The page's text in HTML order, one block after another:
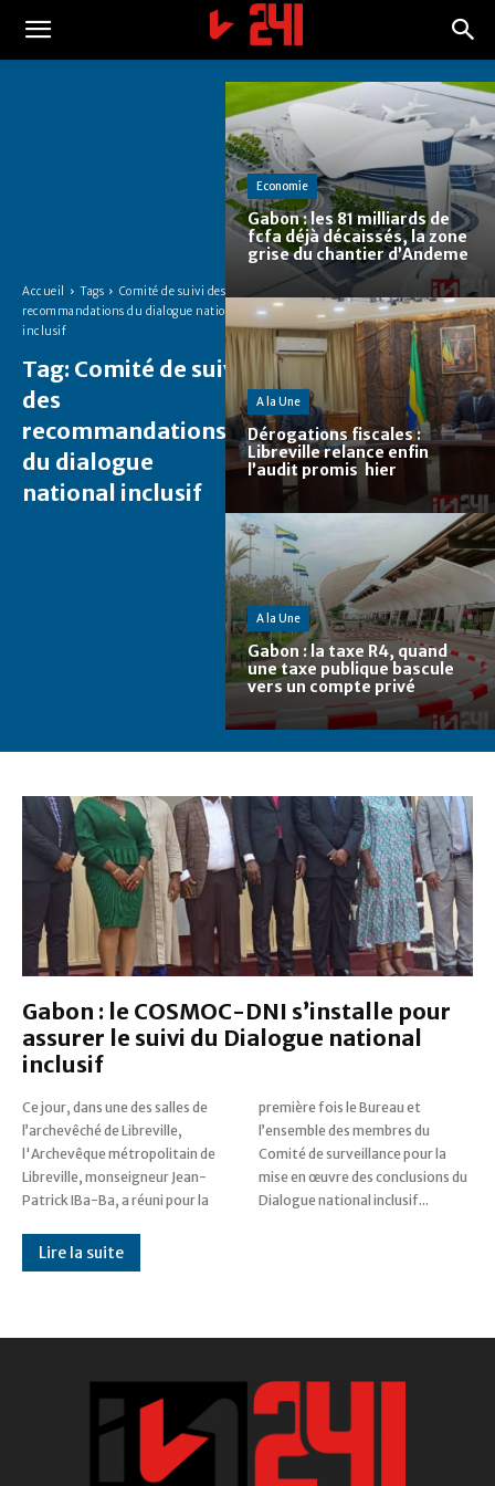
Accueil Tags
Comité de suivi des
recommandations du dialogue national
inclusif
Tag: Comité de suivi
des
recommandations
du dialogue
national inclusif
Economie
Gabon : les 81 milliards de
fcfa déjà décaissés, la zone
grise du chantier d’Andeme
A la Une
Dérogations fiscales :
Libreville relance enfin
l’audit promis hier
A la Une
Gabon : la taxe R4, quand
une taxe publique bascule
vers un compte privé
Gabon : le COSMOC-DNI s’installe pour
assurer le suivi du Dialogue national
inclusif
Ce jour, dans une des salles de
l’archevêché de Libreville,
l'Archevêque métropolitain de
Libreville, monseigneur Jean-
Patrick IBa-Ba, a réuni pour la
première fois le Bureau et
l’ensemble des membres du
Comité de surveillance pour la
mise en œuvre des conclusions du
Dialogue national inclusif...
Lire la suite